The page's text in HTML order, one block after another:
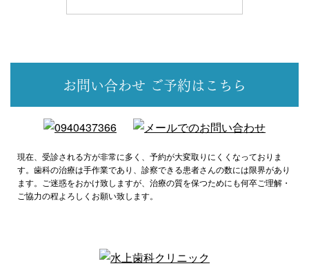
お問い合わせ ご予約はこちら
現在、受診される方が非常に多く、予約が大変取りにくくなっておりま
す。歯科の治療は手作業であり、診察できる患者さんの数には限界があり
ます。ご迷惑をおかけ致しますが、治療の質を保つためにも何卒ご理解・
ご協力の程よろしくお願い致します。